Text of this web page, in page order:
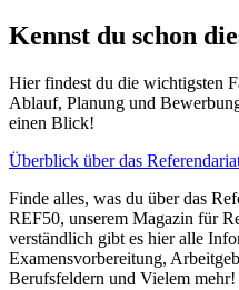
Kennst du schon
Hier findest du die wichtigsten
Ablauf, Planung und
einen Blick!
Überblick über das
Finde alles, was du über das
REF50, unserem Magazin für
verständlich gibt es hier alle
Examensvorbereitung,
Berufsfeldern und Vielem mehr!